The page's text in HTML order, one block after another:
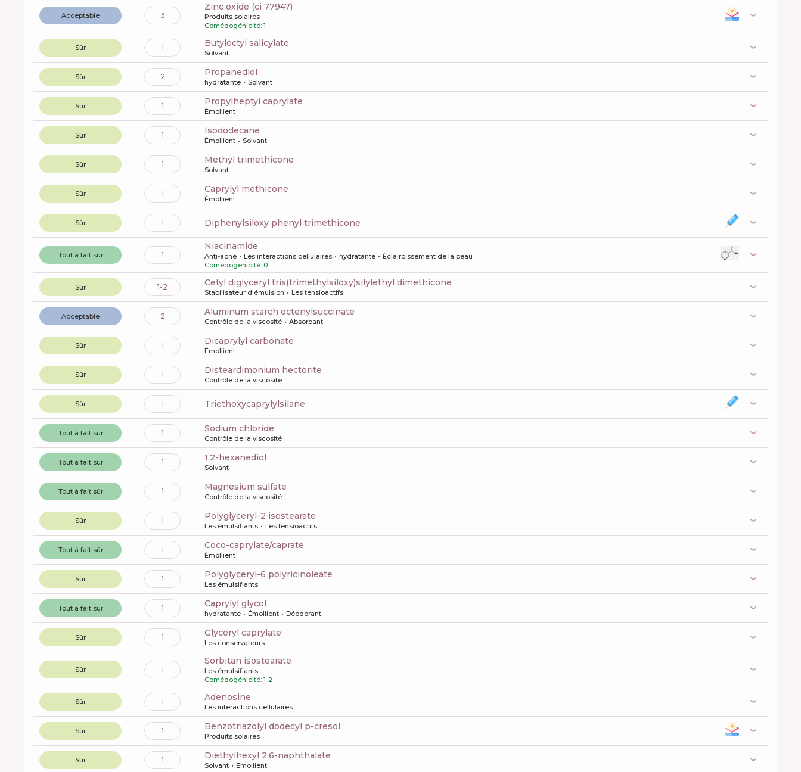
Acceptable 3
zinc oxide (ci 77947)
Produits solaires
Comédogénicité: 1
Sûr 1 butyloctyl salicylate
Solvant
Sûr 2 propanediol
hydratante Solvant
Sûr 1 propylheptyl caprylate
Émollient
Sûr 1 isododecane
Émollient Solvant
Sûr 1 methyl trimethicone
Solvant
Sûr 1 caprylyl methicone
Émollient
Sûr 1 diphenylsiloxy phenyl trimethicone
Tout à fait sûr 1
niacinamide
Anti-acné Les interactions cellulaires hydratante
Éclaircissement de la peau
Comédogénicité: 0
Sûr 1-2 cetyl diglyceryl tris(trimethylsiloxy)silylethyl dimethicone
Stabilisateur d'émulsion Les tensioactifs
Acceptable 2 aluminum starch octenylsuccinate
Contrôle de la viscosité Absorbant
Sûr 1 dicaprylyl carbonate
Émollient
Sûr 1 disteardimonium hectorite
Contrôle de la viscosité
Sûr 1 triethoxycaprylylsilane
Tout à fait sûr 1 sodium chloride
Contrôle de la viscosité
Tout à fait sûr 1 1,2-hexanediol
Solvant
Tout à fait sûr 1 magnesium sulfate
Contrôle de la viscosité
Sûr 1 polyglyceryl-2 isostearate
Les émulsifiants Les tensioactifs
Tout à fait sûr 1 coco-caprylate/caprate
Émollient
Sûr 1 polyglyceryl-6 polyricinoleate
Les émulsifiants
Tout à fait sûr 1 caprylyl glycol
hydratante Émollient Déodorant
Sûr 1 glyceryl caprylate
Les conservateurs
Sûr 1
sorbitan isostearate
Les émulsifiants
Comédogénicité: 1-2
Sûr 1 Adenosine
Les interactions cellulaires
Sûr 1 benzotriazolyl dodecyl p-cresol
Produits solaires
Sûr 1 diethylhexyl 2,6-naphthalate
Solvant Émollient